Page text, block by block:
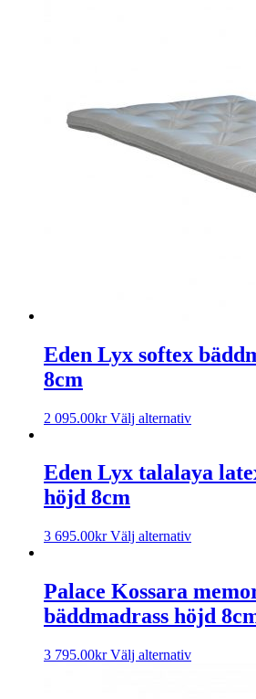
Eden Lyx softex
8cm
2 095.00kr Välj alternativ
Eden Lyx talalaya
höjd 8cm
3 695.00kr Välj alternativ
Palace Kossara
bäddmadrass höjd
3 795.00kr Välj alternativ